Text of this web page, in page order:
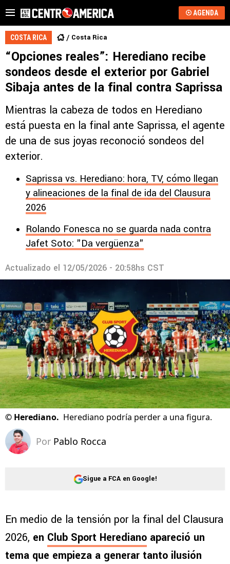
AGENDA
COSTA RICA Costa Rica
“Opciones reales”: Herediano recibe
sondeos desde el exterior por Gabriel
Sibaja antes de la final contra Saprissa
Mientras la cabeza de todos en Herediano
está puesta en la final ante Saprissa, el agente
de una de sus joyas reconoció sondeos del
exterior.
Saprissa vs. Herediano: hora, TV, cómo llegan
y alineaciones de la final de ida del Clausura
2026
Rolando Fonesca no se guarda nada contra
Jafet Soto: "Da vergüenza"
Actualizado el 12/05/2026 - 20:58hs CST
© Herediano. Herediano podría perder a una figura.
Por Pablo Rocca
Sigue a FCA en Google!
En medio de la tensión por la final del Clausura
2026, en Club Sport Herediano apareció un
tema que empieza a generar tanto ilusión